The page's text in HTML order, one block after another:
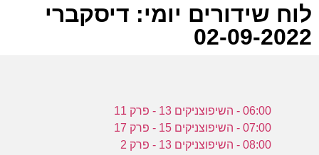
לוח שידורים יומי: דיסקברי
02-09-2022
06:00 - השיפוצניקים 13 - פרק 11
07:00 - השיפוצניקים 15 - פרק 17
08:00 - השיפוצניקים 13 - פרק 2